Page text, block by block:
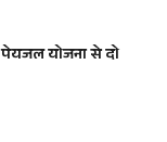
योजना से दो